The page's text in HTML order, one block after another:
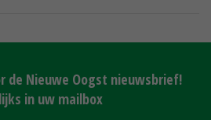
de Nieuwe Oogst nieuwsbrief!
in uw mailbox